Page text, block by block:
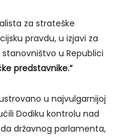
za strateške
pravdu, u izjavi za
u Republici
predstavnike.“
u najvulgarnijoj
Dodiku kontrolu nad
državnog parlamenta,